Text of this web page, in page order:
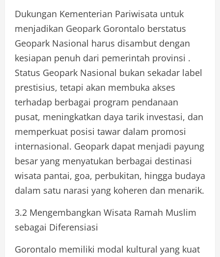
Dukungan Kementerian Pariwisata untuk
menjadikan Geopark Gorontalo berstatus
Geopark Nasional harus disambut dengan
kesiapan penuh dari pemerintah provinsi .
Status Geopark Nasional bukan sekadar label
prestisius, tetapi akan membuka akses
terhadap berbagai program pendanaan
pusat, meningkatkan daya tarik investasi, dan
memperkuat posisi tawar dalam promosi
internasional. Geopark dapat menjadi payung
besar yang menyatukan berbagai destinasi
wisata pantai, goa, perbukitan, hingga budaya
dalam satu narasi yang koheren dan menarik.
3.2 Mengembangkan Wisata Ramah Muslim
sebagai Diferensiasi
Gorontalo memiliki modal kultural yang kuat